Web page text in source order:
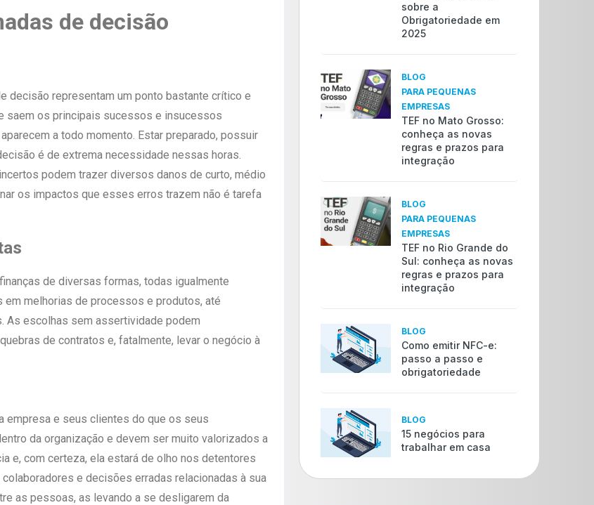
de decisão
decisão representam um ponto bastante crítico e
saem os principais sucessos e insucessos
a todo momento. Estar preparado, possuir
é de extrema necessidade nessas horas.
podem trazer diversos danos de curto, médio
os impactos que esses erros trazem não é tarefa
de diversas formas, todas igualmente
melhorias de processos e produtos, até
As escolhas sem assertividade podem
de contratos e, fatalmente, levar o negócio à
empresa e seus clientes do que os seus
da organização e devem ser muito valorizados a
e, com certeza, ela estará de olho nos detentores
e decisões erradas relacionadas à sua
as pessoas, as levando a se desligarem da
sobre a
Obrigatoriedade em
2025
BLOG
PARA PEQUENAS
EMPRESAS
TEF no Mato Grosso:
conheça as novas
regras e prazos para
integração
BLOG
PARA PEQUENAS
EMPRESAS
TEF no Rio Grande do
Sul: conheça as novas
regras e prazos para
integração
BLOG
Como emitir NFC-e:
passo a passo e
obrigatoriedade
BLOG
15 negócios para
trabalhar em casa